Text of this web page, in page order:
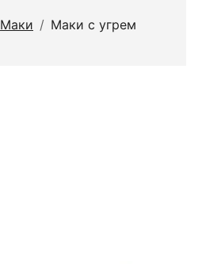
Маки / Маки с угрем